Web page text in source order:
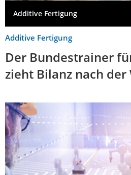
Additive Fertigung
Additive Fertigung
Der Bundestrainer
zieht Bilanz nach der